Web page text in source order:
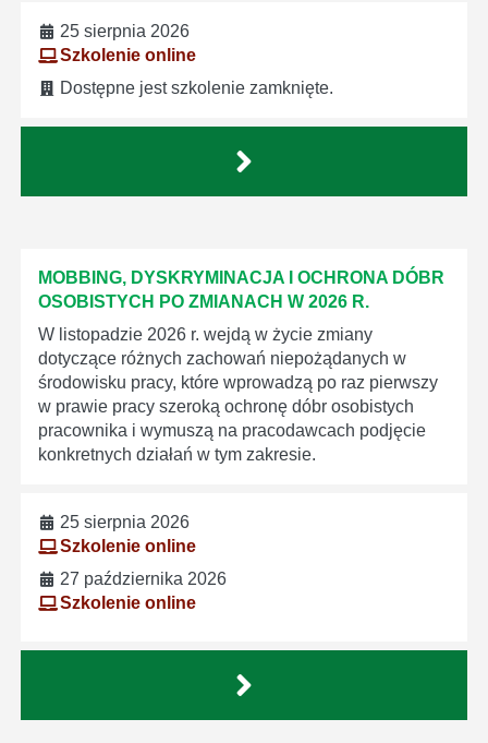
25 sierpnia 2026
Szkolenie online
Dostępne jest szkolenie zamknięte.
MOBBING, DYSKRYMINACJA I OCHRONA DÓBR
OSOBISTYCH PO ZMIANACH W 2026 R.
W listopadzie 2026 r. wejdą w życie zmiany
dotyczące różnych zachowań niepożądanych w
środowisku pracy, które wprowadzą po raz pierwszy
w prawie pracy szeroką ochronę dóbr osobistych
pracownika i wymuszą na pracodawcach podjęcie
konkretnych działań w tym zakresie.
25 sierpnia 2026
Szkolenie online
27 października 2026
Szkolenie online